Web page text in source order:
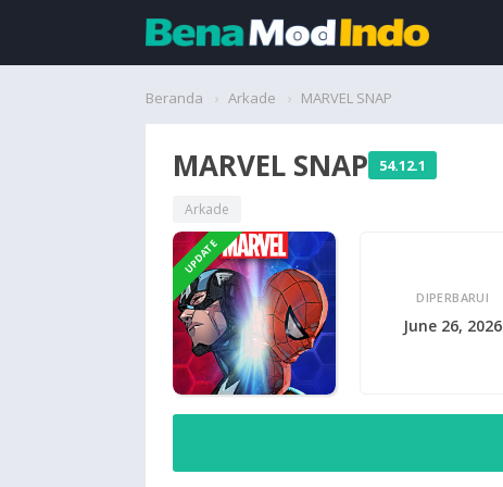
Beranda Arkade MARVEL SNAP
MARVEL SNAP 54.12.1
Arkade
UPDATE
DIPERBARUI
June 26, 2026